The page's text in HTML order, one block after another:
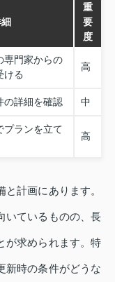
重
要
度
専門家からの
ける
高
の詳細を確認 中
プランを立て
高
計画にあります。
いているものの、長
が求められます。特
新時の条件がどうな